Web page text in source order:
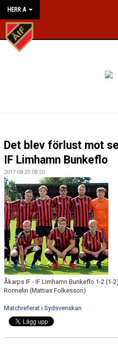
HERR A
HEM
BILDGALLERI
KONTAKT
Det blev förlust mot
IF Limhamn Bunkeflo
2017-08-20 08:50
Åkarps IF - IF Limhamn Bunkeflo 1-2 (1-
Ronnelin (Mattias Folkesson)
Matchreferat i Sydsvenskan